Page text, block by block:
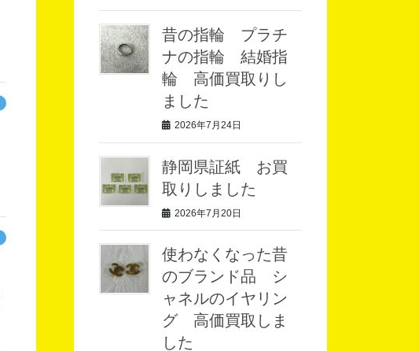
昔の指輪 プラチ
ナの指輪 結婚指
輪 高価買取りし
ました
2026年7月24日
静岡県証紙 お買
取りしました
2026年7月20日
使わなくなった昔
のブランド品 シ
ャネルのイヤリン
グ 高価買取しま
した